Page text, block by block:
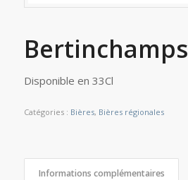
Disponible en 33Cl
Catégories : Bières, Bières régionales
Informations complémentaires